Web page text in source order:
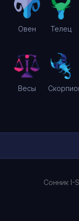
Овен Телец
Весы
Сонник I-